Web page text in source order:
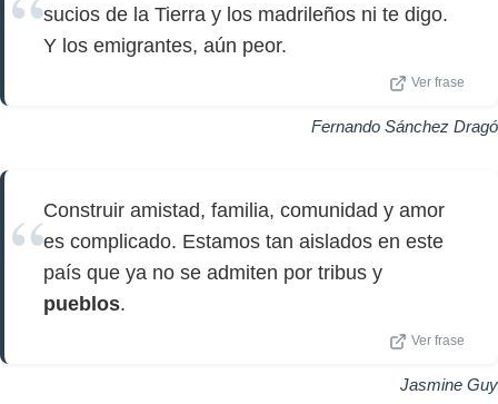
sucios de la Tierra y los madrileños ni te digo.
Y los emigrantes, aún peor.
Ver frase
Fernando Sánchez Dragó
Construir amistad, familia, comunidad y amor
es complicado. Estamos tan aislados en este
país que ya no se admiten por tribus y
pueblos.
Ver frase
Jasmine Guy